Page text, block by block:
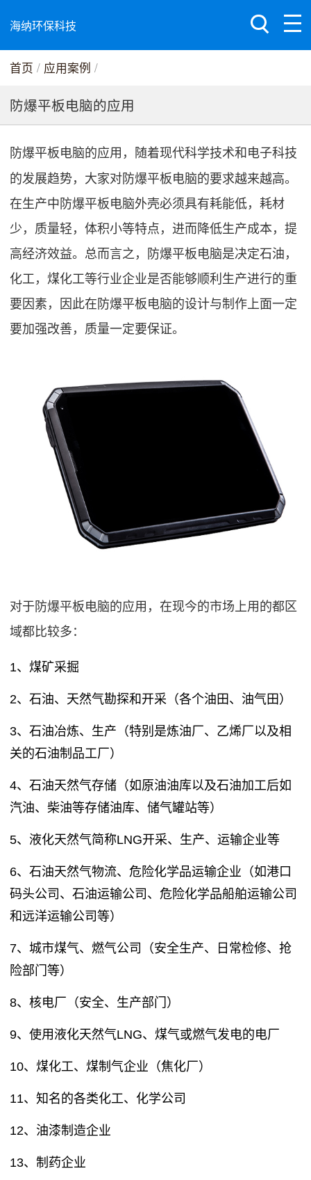
海纳环保科技
首页 / 应用案例 /
防爆平板电脑的应用
防爆平板电脑的应用，
随着现代科学技术和电子科技
的发展趋势，大家对防爆平板电脑的要求越来越高。
在生产中防爆平板电脑外壳必须具有耗能低，耗材
少，质量轻，体积小等特点，进而降低生产成本，提
高经济效益。总而言之，防爆平板电脑是决定石油，
化工，煤化工等行业企业是否能够顺利生产进行的重
要因素，因此在防爆平板电脑的设计与制作上面一定
要加强改善，质量一定要保证。
对于防爆平板电脑的应用，在现今的市场上用的都区
域都比较多：
1、煤矿采掘
2、石油、天然气勘探和开采（各个油田、油气田）
3、石油冶炼、生产（特别是炼油厂、乙烯厂以及相
关的石油制品工厂）
4、石油天然气存储（如原油油库以及石油加工后如
汽油、柴油等存储油库、储气罐站等）
5、液化天然气简称LNG开采、生产、运输企业等
6、石油天然气物流、危险化学品运输企业（如港口
码头公司、石油运输公司、危险化学品船舶运输公司
和远洋运输公司等）
7、城市煤气、燃气公司（安全生产、日常检修、抢
险部门等）
8、核电厂（安全、生产部门）
9、使用液化天然气LNG、煤气或燃气发电的电厂
10、煤化工、煤制气企业（焦化厂）
11、知名的各类化工、化学公司
12、油漆制造企业
13、制药企业